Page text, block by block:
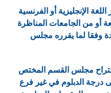
الإنجليزية أو الفرنسية
أو من الجامعات المناظرة
وفقا لما يقرره مجلس
مجلس القسم المختص
درجة الدبلوم في غير فرع